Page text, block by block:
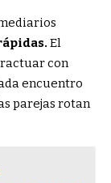
El
con
encuentro
parejas rotan